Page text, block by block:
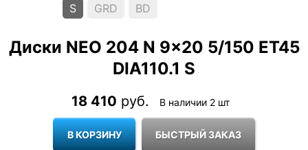
S GRD BD
Диски NEO 204 N 9×20 5/150 ET45
DIA110.1 S
18 410 руб. В наличии 2 шт